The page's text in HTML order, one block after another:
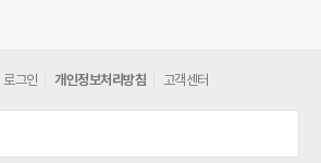
로그인 개인정보처리방침 고객센터